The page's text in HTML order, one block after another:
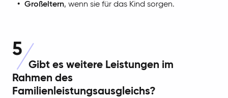
Großeltern, wenn sie für das Kind sorgen.
5
Gibt es weitere Leistungen im
Rahmen des
Familienleistungsausgleichs?